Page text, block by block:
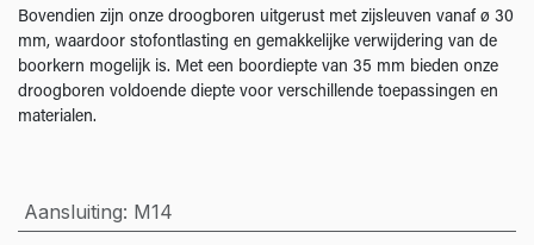
Bovendien zijn onze droogboren uitgerust met zijsleuven vanaf ø 30
mm, waardoor stofontlasting en gemakkelijke verwijdering van de
boorkern mogelijk is. Met een boordiepte van 35 mm bieden onze
droogboren voldoende diepte voor verschillende toepassingen en
materialen.
Aansluiting: M14